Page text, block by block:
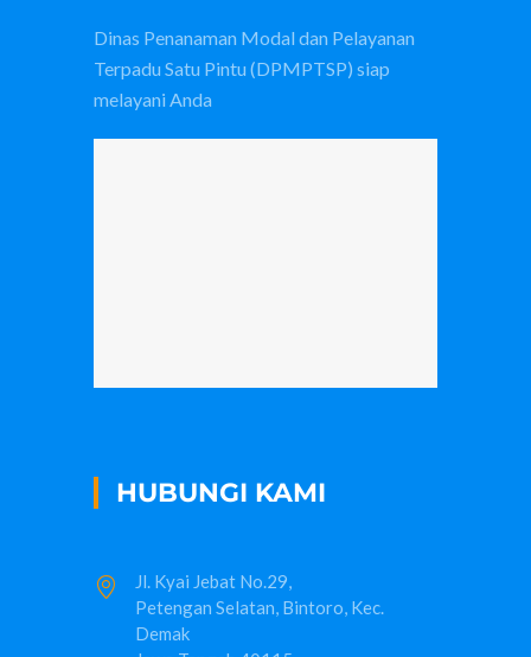
Dinas Penanaman Modal dan Pelayanan
Terpadu Satu Pintu (DPMPTSP) siap
melayani Anda
HUBUNGI KAMI
Jl. Kyai Jebat No.29,
Petengan Selatan, Bintoro, Kec.
Demak